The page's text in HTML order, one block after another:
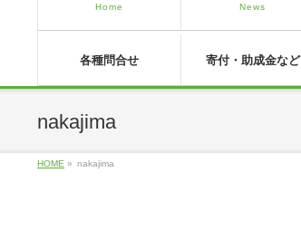
Home News
各種問合せ 寄付・助成金など
nakajima
HOME » nakajima